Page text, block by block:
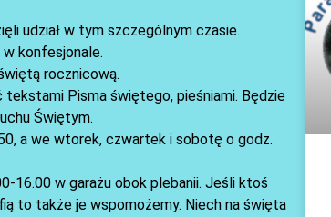
udział w tym szczególnym czasie.
konfesjonale.
rocznicową.
tekstami Pisma świętego, pieśniami. Będzie
Świętym.
a we wtorek, czwartek i sobotę o godz.
16.00 w garażu obok plebanii. Jeśli ktoś
to także je wspomożemy. Niech na święta